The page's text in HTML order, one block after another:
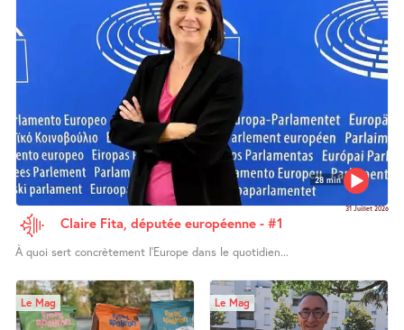
28 min
31 Juillet 2026
Claire Fita, députée européenne - #1
À quoi sert concrètement l’Europe dans le quotidien...
Le Mag Le Mag